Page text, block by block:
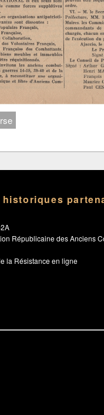
historiques
Républicaine des Anciens
la Résistance en ligne